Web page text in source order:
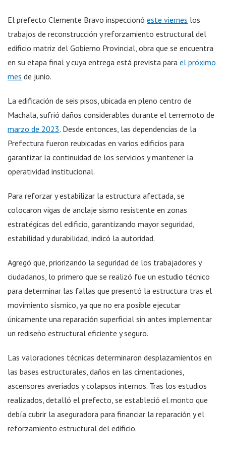
El prefecto Clemente Bravo inspeccionó este viernes los
trabajos de reconstrucción y reforzamiento estructural del
edificio matriz del Gobierno Provincial, obra que se encuentra
en su etapa final y cuya entrega está prevista para el próximo
mes de junio.
La edificación de seis pisos, ubicada en pleno centro de
Machala, sufrió daños considerables durante el terremoto de
marzo de 2023. Desde entonces, las dependencias de la
Prefectura fueron reubicadas en varios edificios para
garantizar la continuidad de los servicios y mantener la
operatividad institucional.
Para reforzar y estabilizar la estructura afectada, se
colocaron vigas de anclaje sismo resistente en zonas
estratégicas del edificio, garantizando mayor seguridad,
estabilidad y durabilidad, indicó la autoridad.
Agregó que, priorizando la seguridad de los trabajadores y
ciudadanos, lo primero que se realizó fue un estudio técnico
para determinar las fallas que presentó la estructura tras el
movimiento sísmico, ya que no era posible ejecutar
únicamente una reparación superficial sin antes implementar
un rediseño estructural eficiente y seguro.
Las valoraciones técnicas determinaron desplazamientos en
las bases estructurales, daños en las cimentaciones,
ascensores averiados y colapsos internos. Tras los estudios
realizados, detalló el prefecto, se estableció el monto que
debía cubrir la aseguradora para financiar la reparación y el
reforzamiento estructural del edificio.